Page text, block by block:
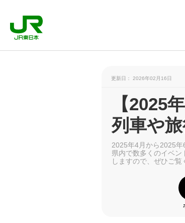
更新日： 2026年02月16日
【2025
列車や
2025年4月から2025
県内で数多くのイベ
しますので、ぜひご覧